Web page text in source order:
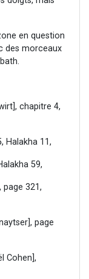
en question
des morceaux
chapitre 4,
Halakha 11,
59,
page 321,
page
Cohen],